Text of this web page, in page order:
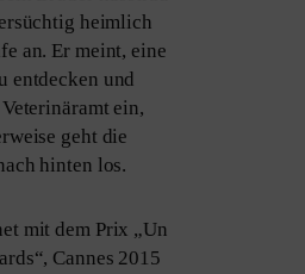
heim­lich
an. Er meint, eine
ent­de­cken und
ein,
geht die
hin­ten los.
mit dem Prix „Un
Cannes 2015